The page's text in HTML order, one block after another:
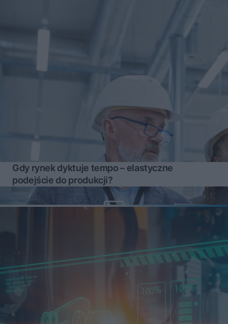
Gdy rynek dyktuje tempo – elastyczne
podejście do produkcji?